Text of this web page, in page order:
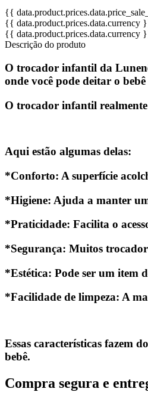
{{
{{ data.product.prices.data.currency
{{ data.product.prices.data.currency
Descrição do produto
O trocador infantil da
onde você pode deitar o
O trocador infantil
Aqui estão algumas delas:
*Conforto: A superfície
*Higiene: Ajuda a manter
*Praticidade: Facilita o
*Segurança: Muitos
*Estética: Pode ser um item
*Facilidade de limpeza: A
Essas características fazem
bebê.
Compra segura e